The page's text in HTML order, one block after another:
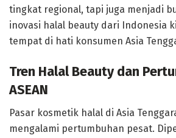
tingkat regional, tapi juga menjadi
inovasi halal beauty dari Indonesia
tempat di hati konsumen Asia
Tren Halal Beauty dan
ASEAN
Pasar kosmetik halal di Asia
mengalami pertumbuhan pesat.